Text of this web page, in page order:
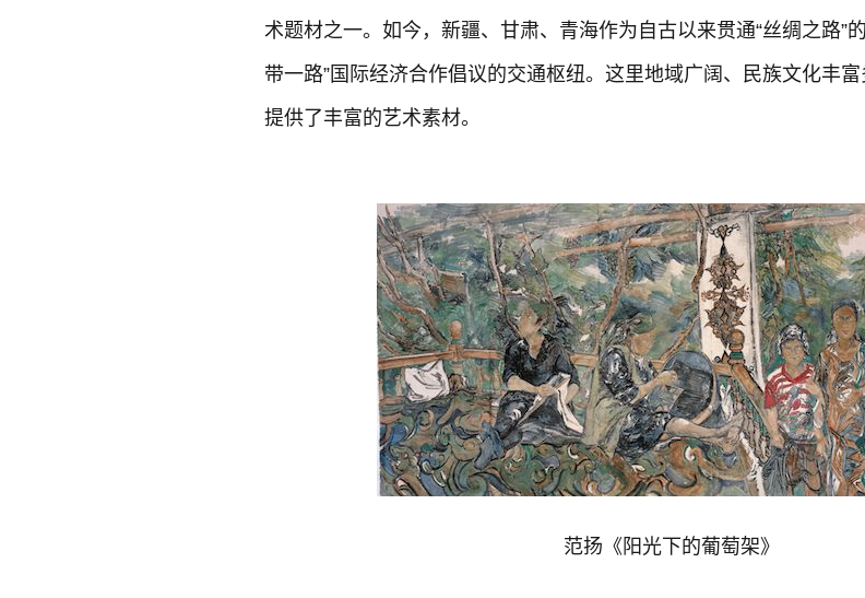
术题材之一。如今，新疆、甘肃、青海作为自古以来贯通“丝绸之路”
带一路”国际经济合作倡议的交通枢纽。这里地域广阔、民族文化丰
提供了丰富的艺术素材。
范扬《阳光下的葡萄架》